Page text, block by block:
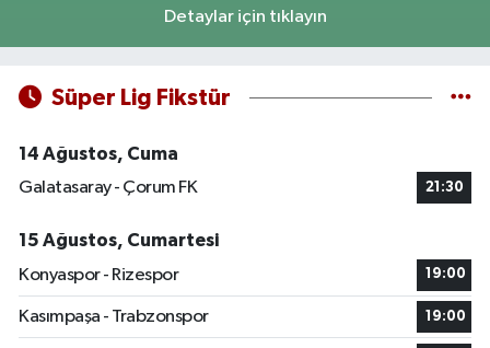
Detaylar için tıklayın
Süper Lig Fikstür
14 Ağustos, Cuma
Galatasaray - Çorum FK
21:30
15 Ağustos, Cumartesi
Konyaspor - Rizespor
19:00
Kasımpaşa - Trabzonspor 19:00